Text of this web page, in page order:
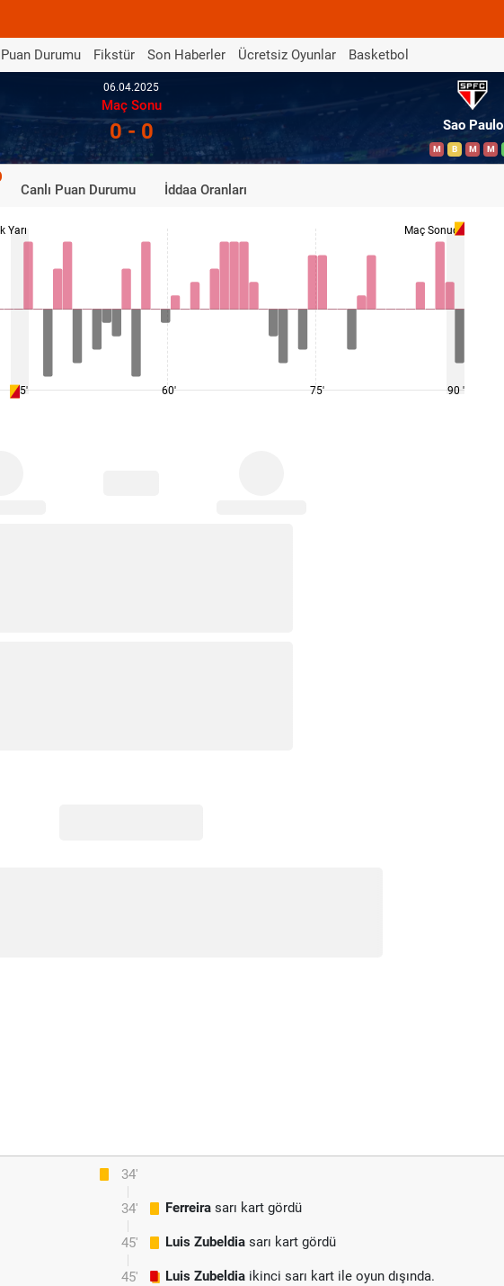
Puan Durumu Fikstür Son Haberler Ücretsiz Oyunlar Basketbol
06.04.2025
Maç Sonu
0 - 0 Sao Paulo
M B M M
Canlı Puan Durumu İddaa Oranları
İlk Yarı
45' 60' 75'
Maç Sonucu
90 '
34'
34' Ferreira sarı kart gördü
45' Luis Zubeldia sarı kart gördü
45' Luis Zubeldia ikinci sarı kart ile oyun dışında.